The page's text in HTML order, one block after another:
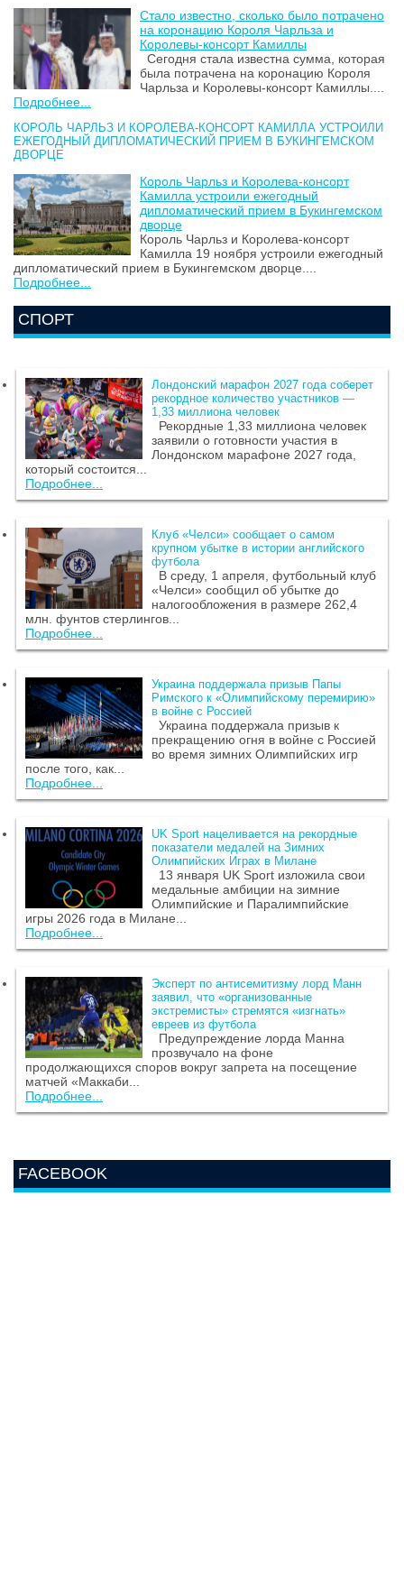
Стало известно, сколько было потрачено
на коронацию Короля Чарльза и
Королевы-консорт Камиллы
Сегодня стала известна сумма, которая
была потрачена на коронацию Короля
Чарльза и Королевы-консорт Камиллы....
Подробнее...
КОРОЛЬ ЧАРЛЬЗ И КОРОЛЕВА-КОНСОРТ КАМИЛЛА УСТРОИЛИ
ЕЖЕГОДНЫЙ ДИПЛОМАТИЧЕСКИЙ ПРИЕМ В БУКИНГЕМСКОМ
ДВОРЦЕ
Король Чарльз и Королева-консорт
Камилла устроили ежегодный
дипломатический прием в Букингемском
дворце
Король Чарльз и Королева-консорт
Камилла 19 ноября устроили ежегодный
дипломатический прием в Букингемском дворце....
Подробнее...
СПОРТ
Лондонский марафон 2027 года соберет
рекордное количество участников —
1,33 миллиона человек
Рекордные 1,33 миллиона человек
заявили о готовности участия в
Лондонском марафоне 2027 года,
который состоится...
Подробнее...
Клуб «Челси» сообщает о самом
крупном убытке в истории английского
футбола
В среду, 1 апреля, футбольный клуб
«Челси» сообщил об убытке до
налогообложения в размере 262,4
млн. фунтов стерлингов...
Подробнее...
Украина поддержала призыв Папы
Римского к «Олимпийскому перемирию»
в войне с Россией
Украина поддержала призыв к
прекращению огня в войне с Россией
во время зимних Олимпийских игр
после того, как...
Подробнее...
UK Sport нацеливается на рекордные
показатели медалей на Зимних
Олимпийских Играх в Милане
13 января UK Sport изложила свои
медальные амбиции на зимние
Олимпийские и Паралимпийские
игры 2026 года в Милане...
Подробнее...
Эксперт по антисемитизму лорд Манн
заявил, что «организованные
экстремисты» стремятся «изгнать»
евреев из футбола
Предупреждение лорда Манна
прозвучало на фоне
продолжающихся споров вокруг запрета на посещение
матчей «Маккаби...
Подробнее...
FACEBOOK